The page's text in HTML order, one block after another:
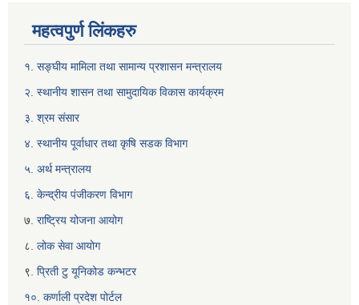
महत्वपुर्ण लिंकहरु
१. सङ्घीय मामिला तथा सामान्य प्रशासन मन्त्रालय
२. स्थानीय शासन तथा सामुदायिक विकास कार्यक्रम
३. श्रम संसार
४. स्थानीय पूर्वाधार तथा कृषि सडक विभाग
५. अर्थ मन्त्रालय
६. केन्द्रीय पंजीकरण विभाग
७. राष्ट्रिय योजना आयोग
८. लोक सेवा आयोग
९. प्रिती टु यूनिकोड कन्भटर
१०. कर्णाली प्रदेश पोर्टल